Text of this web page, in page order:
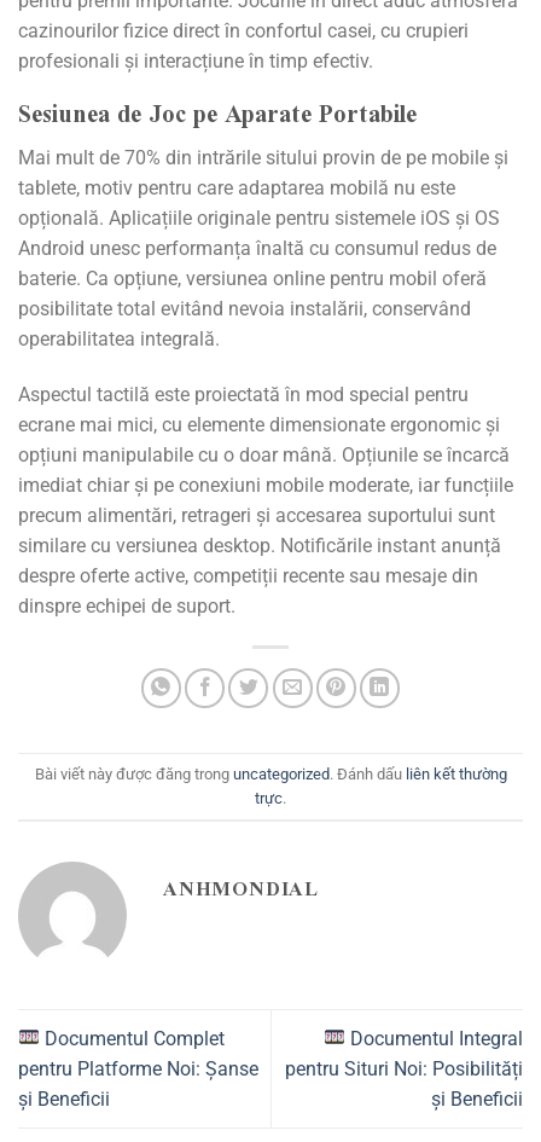
cazinourilor fizice direct în confortul casei, cu crupieri
profesionali și interacțiune în timp efectiv.
Sesiunea de Joc pe Aparate Portabile
Mai mult de 70% din intrările sitului provin de pe mobile și
tablete, motiv pentru care adaptarea mobilă nu este
opțională. Aplicațiile originale pentru sistemele iOS și OS
Android unesc performanța înaltă cu consumul redus de
baterie. Ca opțiune, versiunea online pentru mobil oferă
posibilitate total evitând nevoia instalării, conservând
operabilitatea integrală.
Aspectul tactilă este proiectată în mod special pentru
ecrane mai mici, cu elemente dimensionate ergonomic și
opțiuni manipulabile cu o doar mână. Opțiunile se încarcă
imediat chiar și pe conexiuni mobile moderate, iar funcțiile
precum alimentări, retrageri și accesarea suportului sunt
similare cu versiunea desktop. Notificările instant anunță
despre oferte active, competiții recente sau mesaje din
dinspre echipei de suport.
Bài viết này được đăng trong uncategorized. Đánh dấu liên kết thường
trực.
ANHMONDIAL
Documentul Complet
pentru Platforme Noi: Șanse
și Beneficii
Documentul Integral
pentru Situri Noi: Posibilități
și Beneficii